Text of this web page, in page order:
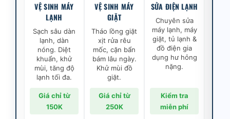
VỆ SINH MÁY
LẠNH
Sạch sâu dàn
lạnh, dàn
nóng. Diệt
khuẩn, khử
mùi, tăng độ
lạnh tối đa.
Giá chỉ từ
150K
VỆ SINH MÁY
GIẶT
Tháo lồng giặt
xịt rửa rêu
mốc, cặn bẩn
bám lâu ngày.
Khử mùi đồ
giặt.
Giá chỉ từ
250K
SỬA ĐIỆN LẠNH
Chuyên sửa
máy lạnh, máy
giặt, tủ lạnh &
đồ điện gia
dụng hư hỏng
nặng.
Kiểm tra
miễn phí